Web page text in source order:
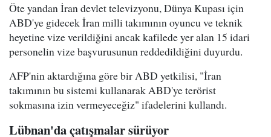
Öte yandan İran devlet televizyonu, Dünya Kupası için
ABD'ye gidecek İran milli takımının oyuncu ve teknik
heyetine vize verildiğini ancak kafilede yer alan 15 idari
personelin vize başvurusunun reddedildiğini duyurdu.
AFP'nin aktardığına göre bir ABD yetkilisi, "İran
takımının bu sistemi kullanarak ABD'ye terörist
sokmasına izin vermeyeceğiz" ifadelerini kullandı.
Lübnan'da çatışmalar sürüyor